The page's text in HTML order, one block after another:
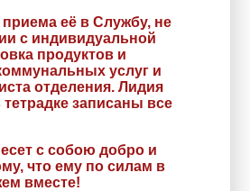
её в Службу, не
с индивидуальной
продуктов и
услуг и
отделения. Лидия
записаны все
с собою добро и
что ему по силам в
вместе!